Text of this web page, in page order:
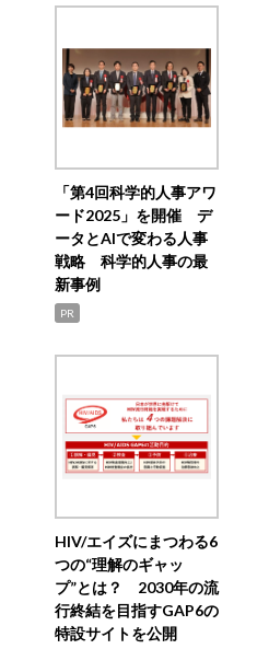
「第4回科学的人事アワ
ード2025」を開催 デ
ータとAIで変わる人事
戦略 科学的人事の最
新事例
PR
HIV/エイズにまつわる6
つの“理解のギャッ
プ”とは？ 2030年の流
行終結を目指すGAP6の
特設サイトを公開